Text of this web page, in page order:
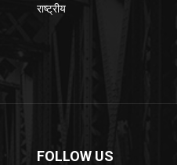
राष्ट्रीय
FOLLOW US